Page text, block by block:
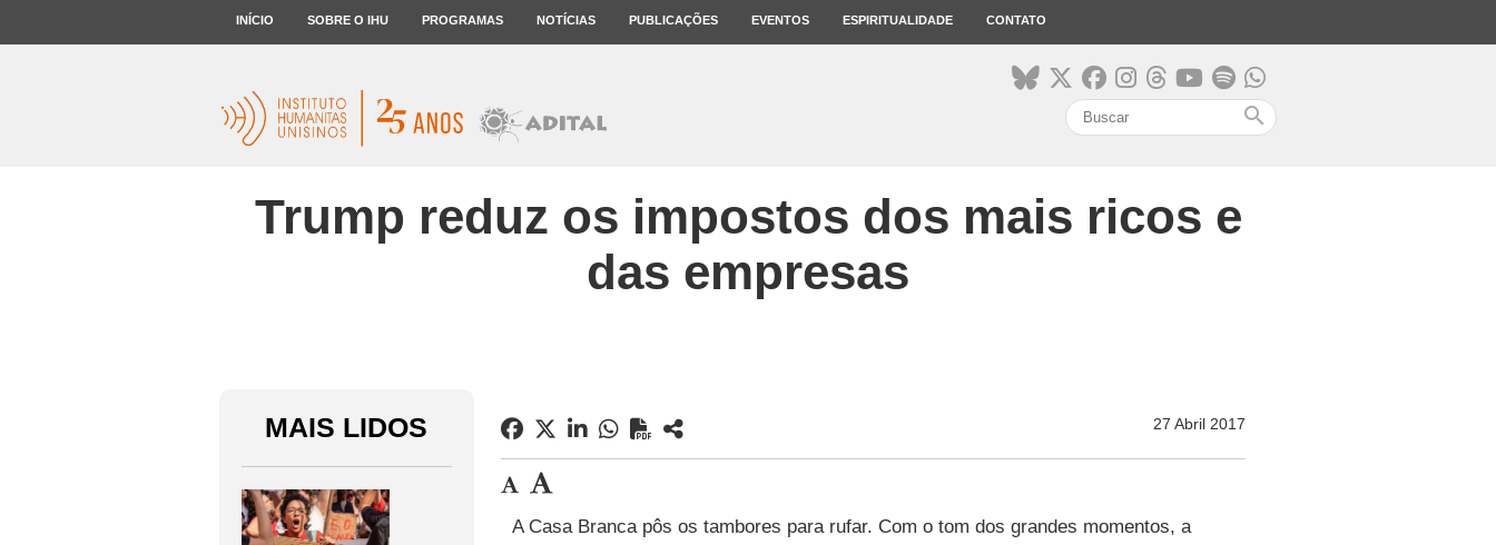
INÍCIO SOBRE O IHU PROGRAMAS NOTÍCIAS PUBLICAÇÕES EVENTOS ESPIRITUALIDADE CONTATO
search
Trump reduz os impostos dos mais ricos e
das empresas
MAIS LIDOS 27 Abril 2017
A Casa Branca pôs os tambores para rufar. Com o tom dos grandes momentos, a